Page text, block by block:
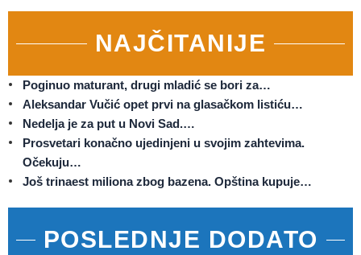
NAJČITANIJE
Poginuo maturant, drugi mladić se bori za…
Aleksandar Vučić opet prvi na glasačkom listiću…
Nedelja je za put u Novi Sad.…
Prosvetari konačno ujedinjeni u svojim zahtevima.
Očekuju…
Još trinaest miliona zbog bazena. Opština kupuje…
POSLEDNJE DODATO